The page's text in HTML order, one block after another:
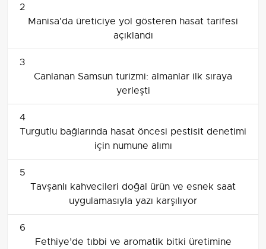
2
Manisa'da üreticiye yol gösteren hasat tarifesi
açıklandı
3
Canlanan Samsun turizmi: almanlar ilk sıraya
yerleşti
4
Turgutlu bağlarında hasat öncesi pestisit denetimi
için numune alımı
5
Tavşanlı kahvecileri doğal ürün ve esnek saat
uygulamasıyla yazı karşılıyor
6
Fethiye’de tıbbi ve aromatik bitki üretimine